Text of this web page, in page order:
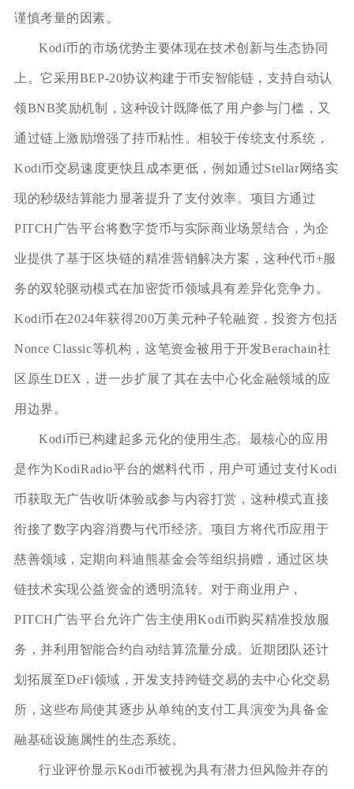
谨慎考量的因素。
Kodi币的市场优势主要体现在技术创新与生态协同
上。它采用BEP-20协议构建于币安智能链，支持自动认
领BNB奖励机制，这种设计既降低了用户参与门槛，又
通过链上激励增强了持币粘性。相较于传统支付系统，
Kodi币交易速度更快且成本更低，例如通过Stellar网络实
现的秒级结算能力显著提升了支付效率。项目方通过
PITCH广告平台将数字货币与实际商业场景结合，为企
业提供了基于区块链的精准营销解决方案，这种代币+服
务的双轮驱动模式在加密货币领域具有差异化竞争力。
Kodi币在2024年获得200万美元种子轮融资，投资方包括
Nonce Classic等机构，这笔资金被用于开发Berachain社
区原生DEX，进一步扩展了其在去中心化金融领域的应
用边界。
Kodi币已构建起多元化的使用生态。最核心的应用
是作为KodiRadio平台的燃料代币，用户可通过支付Kodi
币获取无广告收听体验或参与内容打赏，这种模式直接
衔接了数字内容消费与代币经济。项目方将代币应用于
慈善领域，定期向科迪熊基金会等组织捐赠，通过区块
链技术实现公益资金的透明流转。对于商业用户，
PITCH广告平台允许广告主使用Kodi币购买精准投放服
务，并利用智能合约自动结算流量分成。近期团队还计
划拓展至DeFi领域，开发支持跨链交易的去中心化交易
所，这些布局使其逐步从单纯的支付工具演变为具备金
融基础设施属性的生态系统。
行业评价显示Kodi币被视为具有潜力但风险并存的